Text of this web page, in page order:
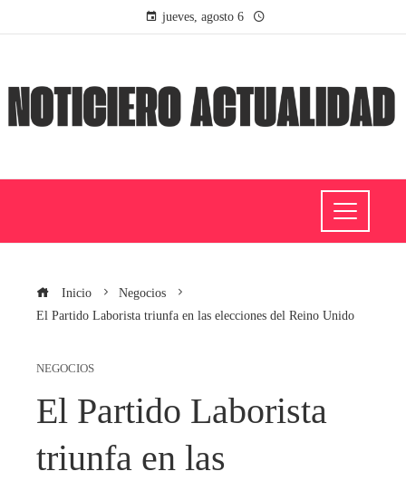
jueves, agosto 6
Inicio
Negocios
El Partido Laborista triunfa en las elecciones del Reino Unido
NEGOCIOS
El Partido Laborista
triunfa en las